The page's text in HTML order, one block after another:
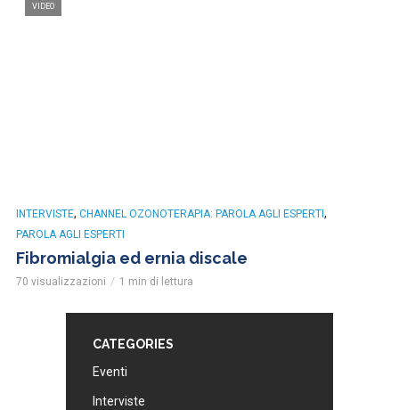
VIDEO
INTERVISTE, CHANNEL OZONOTERAPIA: PAROLA AGLI ESPERTI ,
PAROLA AGLI ESPERTI
Fibromialgia ed ernia discale
70 visualizzazioni 1 min di lettura
CATEGORIES
Eventi
Interviste